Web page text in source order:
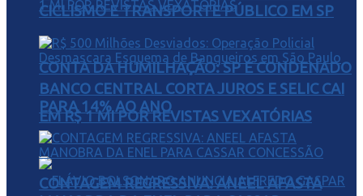
CONTA DA HUMILHAÇÃO: SP É CONDENADO
EM R$ 1 MI POR REVISTAS VEXATÓRIAS
CICLISMO E TRANSPORTE PÚBLICO EM SP
BANCO CENTRAL CORTA JUROS E SELIC CAI
PARA 14% AO ANO
CONTAGEM REGRESSIVA: ANEEL AFASTA